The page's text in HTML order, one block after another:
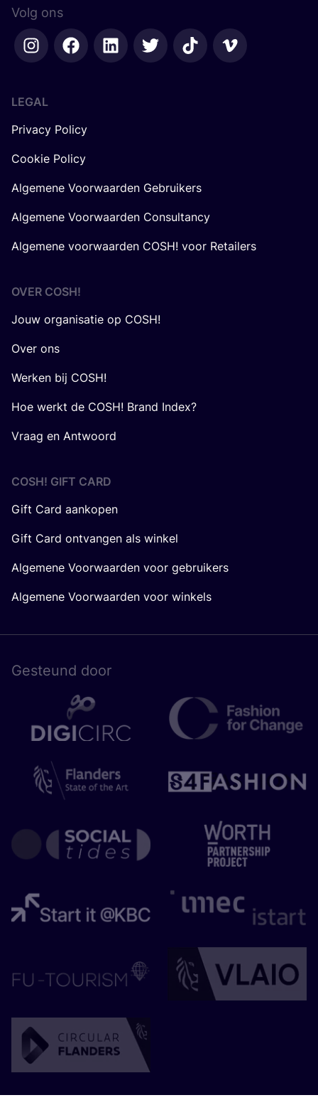
Volg ons
LEGAL
Privacy Policy
Cookie Policy
Algemene Voorwaarden Gebruikers
Algemene Voorwaarden Consultancy
Algemene voorwaarden COSH! voor Retailers
OVER COSH!
Jouw organisatie op COSH!
Over ons
Werken bij COSH!
Hoe werkt de COSH! Brand Index?
Vraag en Antwoord
COSH! GIFT CARD
Gift Card aankopen
Gift Card ontvangen als winkel
Algemene Voorwaarden voor gebruikers
Algemene Voorwaarden voor winkels
Gesteund door